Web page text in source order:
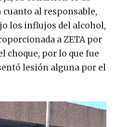
al responsable,
los influjos del alcohol,
a ZETA por
choque, por lo que fue
lesión alguna por el